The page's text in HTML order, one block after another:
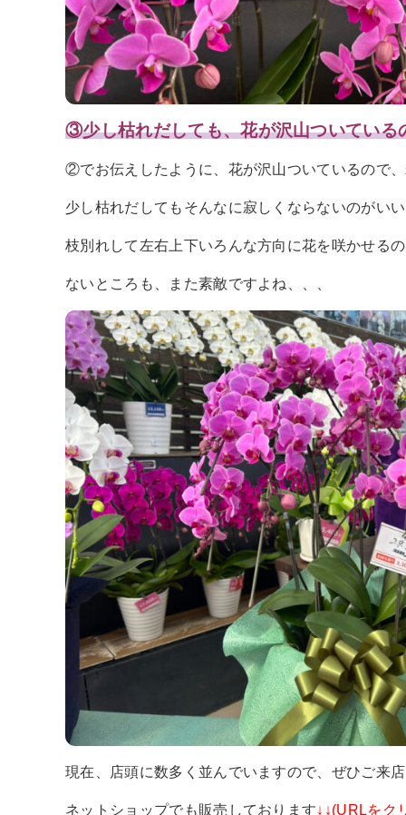
③少し枯れだしても、花が沢山ついている
②でお伝えしたように、花が沢山ついているので
少し枯れだしてもそんなに寂しくならないのがい
枝別れして左右上下いろんな方向に花を咲かせる
ないところも、また素敵ですよね、、、
現在、店頭に数多く並んでいますので、ぜひご来
ネットショップでも販売しております↓↓(URLをク